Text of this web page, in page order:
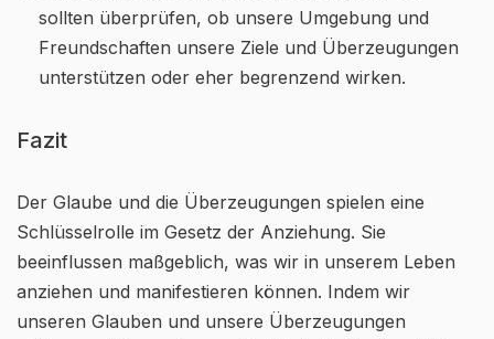
sollten überprüfen, ob unsere Umgebung und
Freundschaften unsere Ziele und Überzeugungen
unterstützen oder eher begrenzend wirken.
Fazit
Der Glaube und die Überzeugungen spielen eine
Schlüsselrolle im Gesetz der Anziehung. Sie
beeinflussen maßgeblich, was wir in unserem Leben
anziehen und manifestieren können. Indem wir
unseren Glauben und unsere Überzeugungen